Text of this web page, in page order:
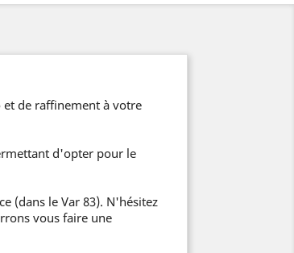
de raffinement à votre
d'opter pour le
(dans le Var 83). N'hésitez
vous faire une